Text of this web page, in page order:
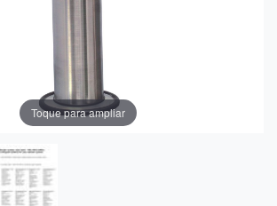
Toque para ampliar